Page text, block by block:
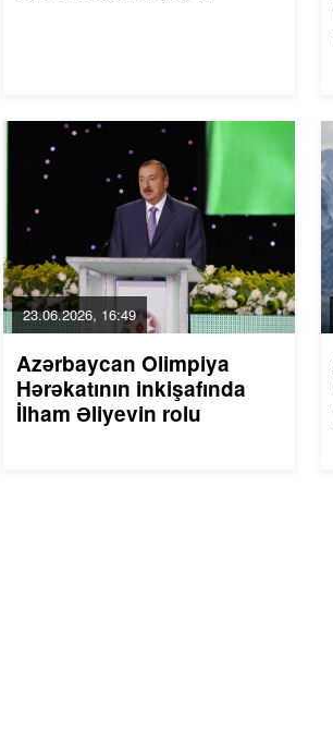
23.06.2026, 16:49
Azərbaycan Olimpiya
Hərəkatının inkişafında
İlham Əliyevin rolu